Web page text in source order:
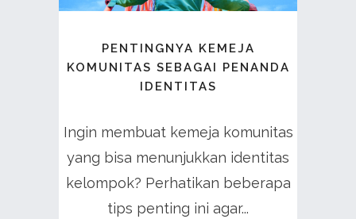
PENTINGNYA KEMEJA
KOMUNITAS SEBAGAI PENANDA
IDENTITAS
Ingin membuat kemeja komunitas
yang bisa menunjukkan identitas
kelompok? Perhatikan beberapa
tips penting ini agar...